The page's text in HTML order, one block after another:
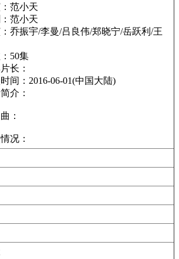
范小天
范小天
乔振宇/李曼/吕良伟/郑晓宁/岳跃利/王
50集
长：
间：2016-06-01(中国大陆)
介：
：
况：